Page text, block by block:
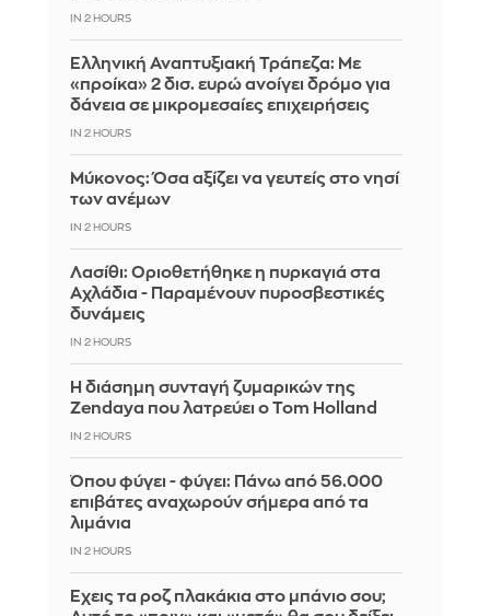
IN 2 HOURS
Ελληνική Αναπτυξιακή Τράπεζα: Με
«προίκα» 2 δισ. ευρώ ανοίγει δρόμο για
δάνεια σε μικρομεσαίες επιχειρήσεις
IN 2 HOURS
Μύκονος: Όσα αξίζει να γευτείς στο νησί
των ανέμων
IN 2 HOURS
Λασίθι: Οριοθετήθηκε η πυρκαγιά στα
Αχλάδια - Παραμένουν πυροσβεστικές
δυνάμεις
IN 2 HOURS
Η διάσημη συνταγή ζυμαρικών της
Zendaya που λατρεύει ο Tom Holland
IN 2 HOURS
Όπου φύγει - φύγει: Πάνω από 56.000
επιβάτες αναχωρούν σήμερα από τα
λιμάνια
IN 2 HOURS
Έχεις τα ροζ πλακάκια στο μπάνιο σου;